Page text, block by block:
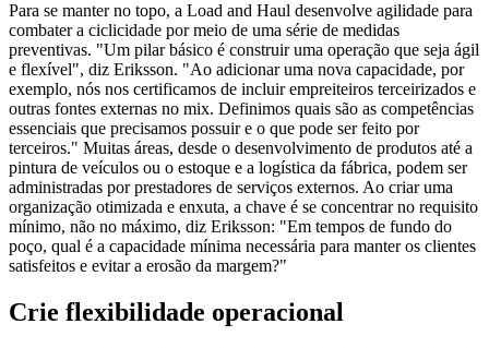
Para se manter no topo, a Load and Haul desenvolve agilidade para
combater a ciclicidade por meio de uma série de medidas
preventivas. "Um pilar básico é construir uma operação que seja ágil
e flexível", diz Eriksson. "Ao adicionar uma nova capacidade, por
exemplo, nós nos certificamos de incluir empreiteiros terceirizados e
outras fontes externas no mix. Definimos quais são as competências
essenciais que precisamos possuir e o que pode ser feito por
terceiros." Muitas áreas, desde o desenvolvimento de produtos até a
pintura de veículos ou o estoque e a logística da fábrica, podem ser
administradas por prestadores de serviços externos. Ao criar uma
organização otimizada e enxuta, a chave é se concentrar no requisito
mínimo, não no máximo, diz Eriksson: "Em tempos de fundo do
poço, qual é a capacidade mínima necessária para manter os clientes
satisfeitos e evitar a erosão da margem?"
Crie flexibilidade operacional